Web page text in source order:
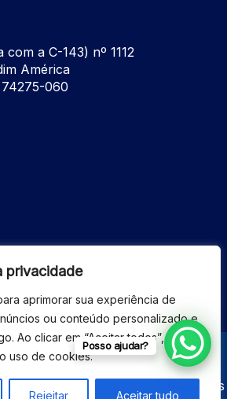
privacidade
aprimorar sua experiência de
ou conteúdo personalizado e
Ao clicar em “Aceitar todos”, você
uso de cookies.
Rejeitar Aceitar tudo
com a C-143) nº 1112
América
74275-060
TÉCNICA ESPECIALIZADA
- Todos os direitos reservados
Posso ajudar?